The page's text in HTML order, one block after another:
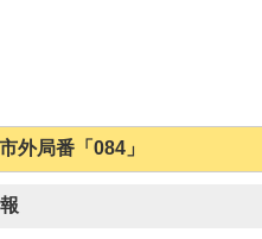
外局番「084」